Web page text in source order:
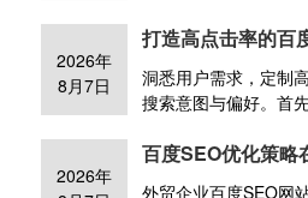
高度相关；网站架构
建设，通过高质量的
这些方面的优化，可
2026年
8月7日
打造高点击率的百
洞悉用户需求，定制
搜索意图与偏好。首
句式结构，如数字、
2026年
百度SEO优化策略
外贸企业百度SEO网